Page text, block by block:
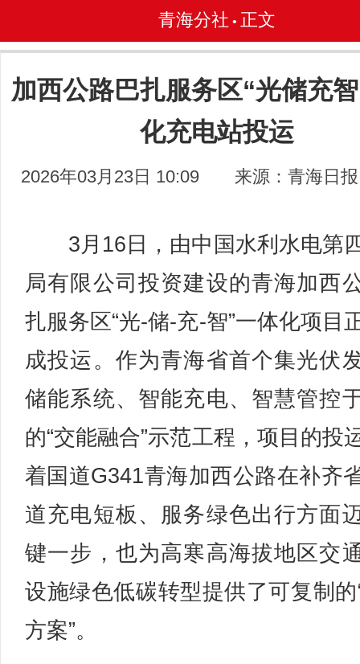
青海分社 • 正文
加西公路巴扎服务区“光储充
化充电站投运
2026年03月23日 10:09 来源：青海日报
3月16日，由中国水利水电第
局有限公司投资建设的青海加西
扎服务区“光-储-充-智”一体化项目
成投运。作为青海省首个集光伏
储能系统、智能充电、智慧管控
的“交能融合”示范工程，项目的投
着国道G341青海加西公路在补齐
道充电短板、服务绿色出行方面
键一步，也为高寒高海拔地区交
设施绿色低碳转型提供了可复制的
方案”。